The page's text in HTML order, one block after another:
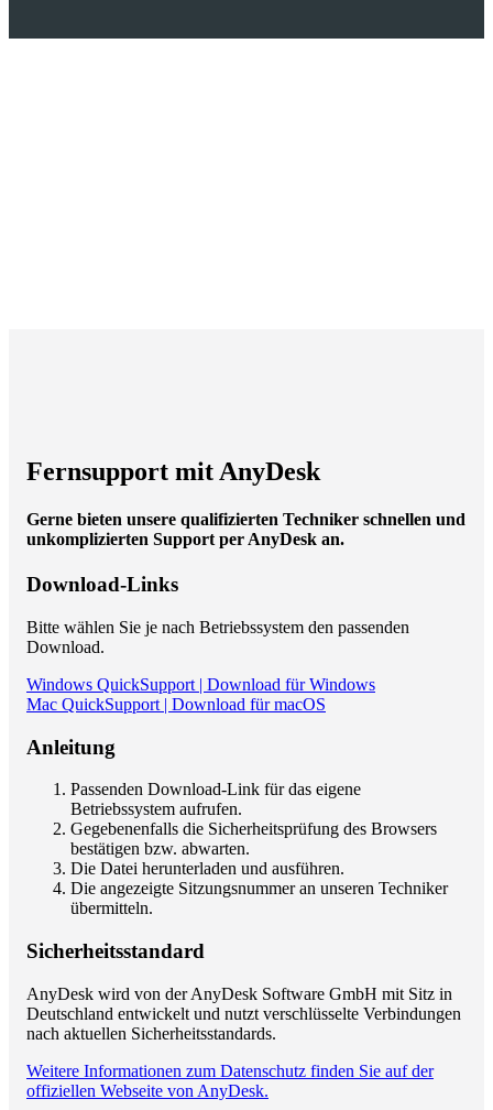
Fernsupport mit AnyDesk
Gerne bieten unsere qualifizierten Techniker schnellen und
unkomplizierten Support per AnyDesk an.
Download-Links
Bitte wählen Sie je nach Betriebssystem den passenden
Download.
Windows QuickSupport | Download für Windows
Mac QuickSupport | Download für macOS
Anleitung
Passenden Download-Link für das eigene
Betriebssystem aufrufen.
Gegebenenfalls die Sicherheitsprüfung des Browsers
bestätigen bzw. abwarten.
Die Datei herunterladen und ausführen.
Die angezeigte Sitzungsnummer an unseren Techniker
übermitteln.
Sicherheitsstandard
AnyDesk wird von der AnyDesk Software GmbH mit Sitz in
Deutschland entwickelt und nutzt verschlüsselte Verbindungen
nach aktuellen Sicherheitsstandards.
Weitere Informationen zum Datenschutz finden Sie auf der
offiziellen Webseite von AnyDesk.